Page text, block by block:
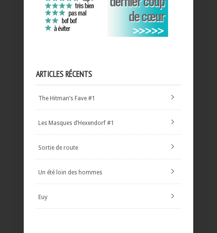
ARTICLES RÉCENTS
The Hitman’s Fave #1
Les Masques d’Hexendorf #1
Sortie de route
Un été loin des hommes
Euy